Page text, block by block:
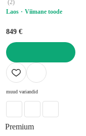
(2)
Laos
Viimane toode
849 €
LISA OSTUKORVI
muud variandid
Premium